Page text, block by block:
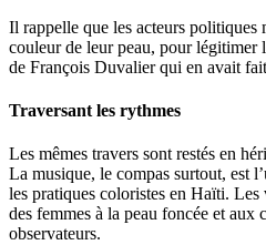
Il rappelle que les acteurs politiques
couleur de leur peau, pour légitimer
de François Duvalier qui en avait
Traversant les rythmes
Les mêmes travers sont restés en
La musique, le compas surtout, est
les pratiques coloristes en Haïti.
des femmes à la peau foncée et aux
observateurs.